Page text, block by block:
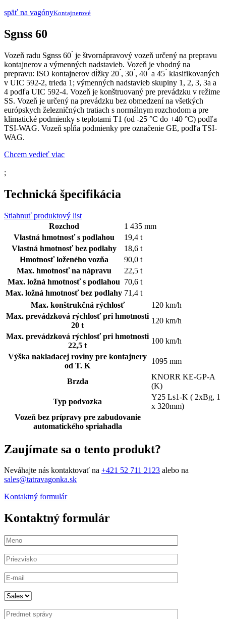
späť na vagónyKontajnerové
Sgnss 60
Vozeň radu Sgnss 60 ́ je štvornápravový vozeň určený na prepravu
kontajnerov a výmenných nadstavieb. Vozeň je vhodný na
prepravu: ISO kontajnerov dĺžky 20 ́, 30 ́, 40 ́ a 45 ́ klasifikovaných
v UIC 592-2, trieda 1; výmenných nadstavieb skupiny 1, 2, 3, 3a a
4 podľa UIC 592-4. Vozeň je konštruovaný pre prevádzku v režime
SS. Vozeň je určený na prevádzku bez obmedzení na všetkých
európskych železničných tratiach s normálnym rozchodom a pre
klimatické podmienky s teplotami T1 (od -25 °C do +40 °C) podľa
TSI-WAG. Vozeň spĺňa podmienky pre označenie GE, podľa TSI-
WAG.
Chcem vedieť viac
;
Technická špecifikácia
Stiahnuť produktový list
Rozchod
1 435 mm
Vlastná hmotnosť s podlahou
19,4 t
Vlastná hmotnosť bez podlahy
18,6 t
Hmotnosť loženého vozňa
90,0 t
Max. hmotnosť na nápravu
22,5 t
Max. ložná hmotnosť s podlahou 70,6 t
Max. ložná hmotnosť bez podlahy 71,4 t
Max. konštrukčná rýchlosť
120 km/h
Max. prevádzková rýchlosť pri hmotnosti
20 t
120 km/h
Max. prevádzková rýchlosť pri hmotnosti
22,5 t
100 km/h
Výška nakladacej roviny pre kontajnery
od T. K
1095 mm
Brzda
KNORR KE-GP-A
(K)
Typ podvozka
Y25 Ls1-K ( 2xBg, 1
x 320mm)
Vozeň bez prípravy pre zabudovanie
automatického spriahadla
Zaujímate sa o tento produkt?
Neváhajte nás kontaktovať na +421 52 711 2123 alebo na
sales@tatravagonka.sk
Kontaktný formulár
Kontaktný formulár